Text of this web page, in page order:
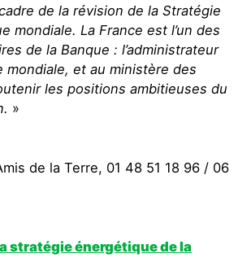
de la révision de la Stratégie
mondiale. La France est l’un des
de la Banque : l’administrateur
mondiale, et au ministère des
les positions ambitieuses du
»
de la Terre, 01 48 51 18 96 / 06
stratégie énergétique de la